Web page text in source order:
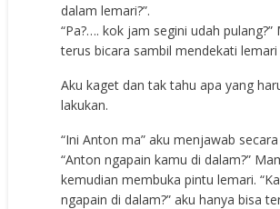
dalam lemari?”.
“Pa?…. kok jam segini udah pulang?”
terus bicara sambil mendekati lemari
Aku kaget dan tak tahu apa yang
lakukan.
“Ini Anton ma” aku menjawab
“Anton ngapain kamu di dalam?”
kemudian membuka pintu lemari.
ngapain di dalam?” aku hanya bisa